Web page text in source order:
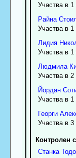
Участва в 1
Райна
Участва в 1
Лидия
Участва в 1
Людмила
Участва в 2
Йордан
Участва в 1
Георги
Участва в 3
Контролен
Станка